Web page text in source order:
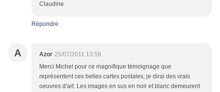
Claudine
Répondre
A Azor 25/07/2011 13:58
Merci Michel pour ce magnifique témoignage que
représentent ces belles cartes postales; je dirai des vrais
oeuvres d'art. Les images en sus en noir et blanc demeurent